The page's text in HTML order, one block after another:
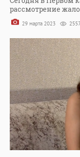
рассмотрение
29 марта 2023